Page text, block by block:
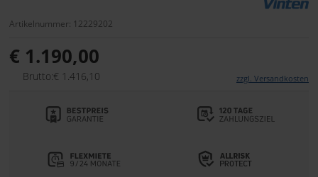
Artikelnummer: 12229202
€ 1.190,00
Brutto:€ 1.416,10 zzgl. Versandkosten